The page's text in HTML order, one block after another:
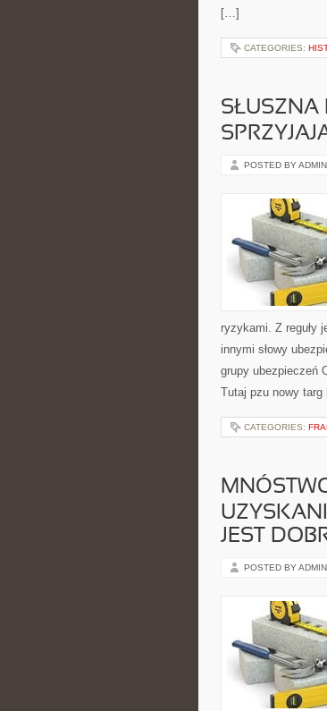
[…]
CATEGORIES:
SŁUSZNA
POSTED BY ADMIN
ryzykami. Z reguły
innymi słowy
grupy ubezpieczeń
Tutaj pzu nowy
CATEGORIES:
JEST
POSTED BY ADMIN